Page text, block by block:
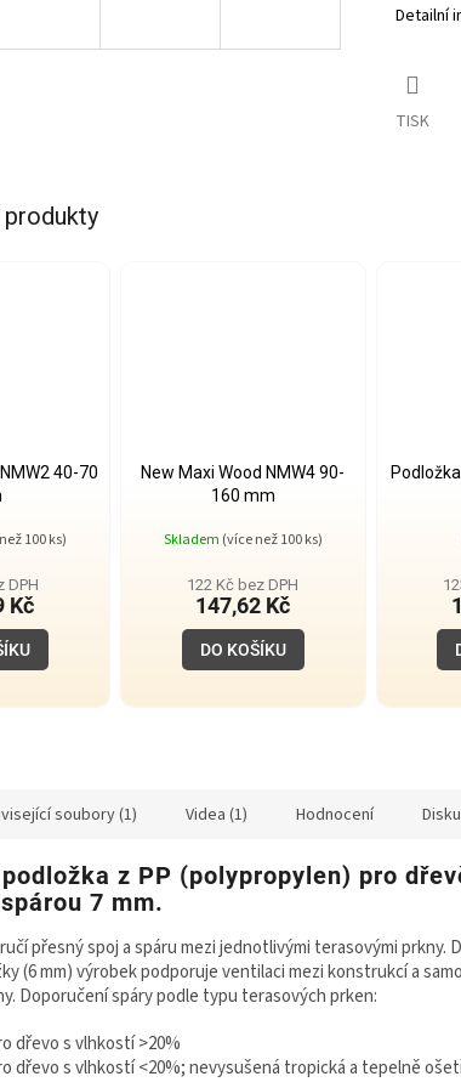
Detailní
TISK
40-70
100 ks)
DPH
Kč
New Maxi Wood NMW4 90-
160 mm
Skladem (více než 100 ks)
122 Kč bez DPH
147,62 Kč
DO KOŠÍKU
soubory (1) Videa (1) Hodnocení
z PP (polypropylen) pro
7 mm.
přesný spoj a spáru mezi jednotlivými terasovými prkny.
(6 mm) výrobek podporuje ventilaci mezi konstrukcí a
Doporučení spáry podle typu terasových prken:
dřevo s vlhkostí >20%
dřevo s vlhkostí <20%; nevysušená tropická a tepelně